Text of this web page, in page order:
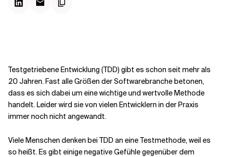
Testgetriebene Entwicklung (TDD) gibt es schon seit mehr als
20 Jahren. Fast alle Größen der Softwarebranche betonen,
dass es sich dabei um eine wichtige und wertvolle Methode
handelt. Leider wird sie von vielen Entwicklern in der Praxis
immer noch nicht angewandt.
Viele Menschen denken bei TDD an eine Testmethode, weil es
so heißt. Es gibt einige negative Gefühle gegenüber dem